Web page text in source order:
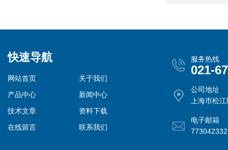
快速导航
网站首页
关于我们
产品中心
新闻中心
技术文章
资料下载
在线留言
联系我们
服务热线
021-
公司地址
上海市松
电子邮箱